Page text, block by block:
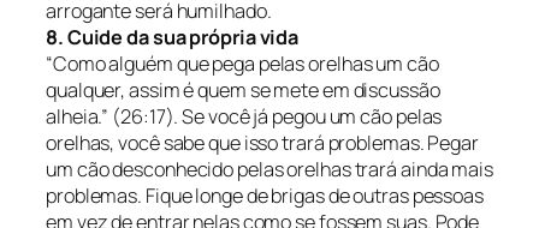
arrogante será humilhado.
8. Cuide da sua própria vida
“Como alguém que pega pelas orelhas um cão
qualquer, assim é quem se mete em discussão
alheia.” (26:17).Se você já pegou um cão pelas
orelhas, você sabe que isso trará problemas. Pegar
um cão desconhecido pelas orelhas trará ainda mais
problemas. Fique longe de brigas de outras pessoas
em vez de entrar nelas como se fossem suas. Pode